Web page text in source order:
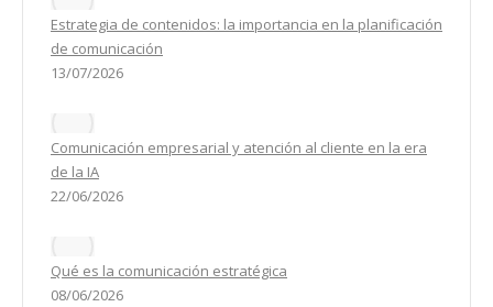
Estrategia de contenidos: la importancia en la planificación
de comunicación
13/07/2026
Comunicación empresarial y atención al cliente en la era
de la IA
22/06/2026
Qué es la comunicación estratégica
08/06/2026